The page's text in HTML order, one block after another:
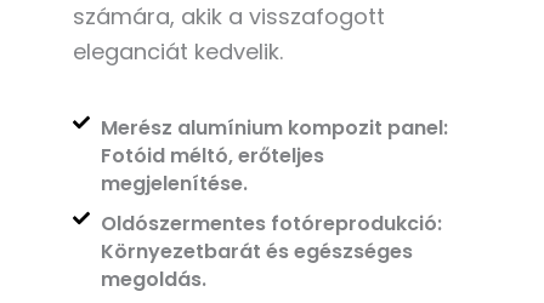
számára, akik a visszafogott
eleganciát kedvelik.
Merész alumínium kompozit panel:
Fotóid méltó, erőteljes
megjelenítése.
Oldószermentes fotóreprodukció:
Környezetbarát és egészséges
megoldás.